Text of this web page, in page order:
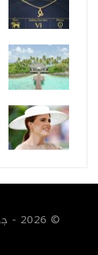
© 2026 - جميع الحقوق محفوظة لموقع الراقية